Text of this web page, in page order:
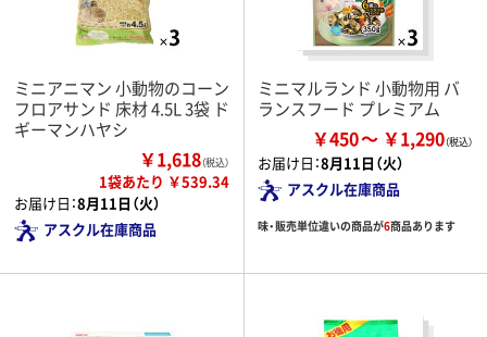
ミニアニマン 小動物のコーン
フロアサンド 床材 4.5L 3袋 ド
ギーマンハヤシ
￥1,618（税込）
1袋あたり ￥539.34
お届け日：8月11日（火）
アスクル在庫商品
ミニマルランド 小動物用 バ
ランスフード プレミアム
￥450 ￥1,290
お届け日：8月11日（火）
アスクル在庫商品
味・販売単位違いの商品が6商品あります